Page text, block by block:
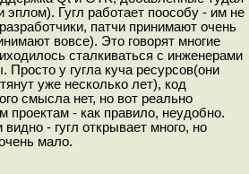
эплом). Гугл работает поособу - им не
патчи принимают очень
вовсе). Это говорят многие
сталкиваться с инженерами
Просто у гугла куча ресурсов(они
уже несколько лет), код
смысла нет, но вот реально
проектам - как правило, неудобно.
- гугл открывает много, но
мало.